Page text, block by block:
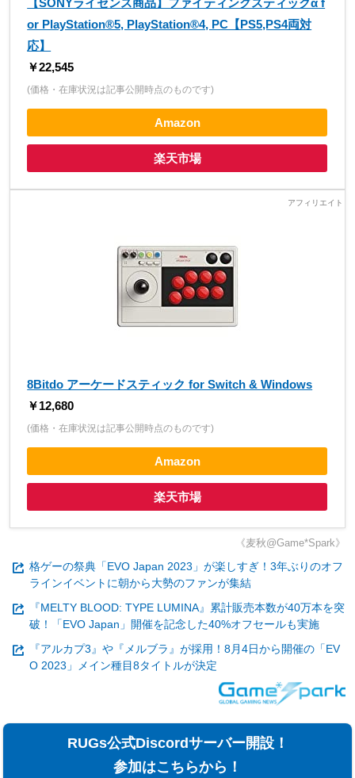
or PlayStation®5, PlayStation®4, PC【PS5,PS4両対
応】
￥22,545
(価格・在庫状況は記事公開時点のものです)
Amazon
楽天市場
8Bitdo アーケードスティック for Switch & Windows
￥12,680
(価格・在庫状況は記事公開時点のものです)
Amazon
楽天市場
《麦秋@Game*Spark》
格ゲーの祭典「EVO Japan 2023」が楽しすぎ！3年ぶりのオフ
ラインイベントに朝から大勢のファンが集結
『MELTY BLOOD: TYPE LUMINA』累計販売本数が40万本を突
破！「EVO Japan」開催を記念した40%オフセールも実施
『アルカプ3』や『メルブラ』が採用！8月4日から開催の「EV
O 2023」メイン種目8タイトルが決定
RUGs公式Discordサーバー開設！
参加はこちらから！